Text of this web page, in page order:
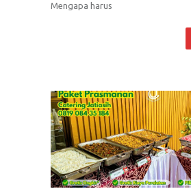
Mengapa harus